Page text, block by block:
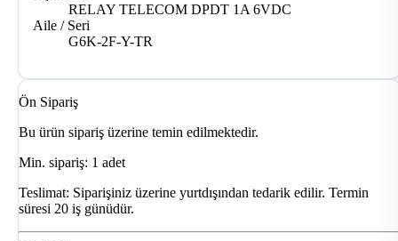
RELAY TELECOM DPDT 1A 6VDC
Aile / Seri
G6K-2F-Y-TR
Ön Sipariş
Bu ürün sipariş üzerine temin edilmektedir.
Min. sipariş: 1 adet
Teslimat: Siparişiniz üzerine yurtdışından tedarik edilir. Termin
süresi 20 iş günüdür.